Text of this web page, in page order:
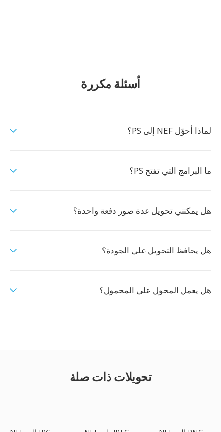
أسئلة مكررة
لماذا أحوّل NEF إلى PS؟
ما البرامج التي تفتح PS؟
هل يمكنني تحويل عدة صور دفعة واحدة؟
هل يحافظ التحويل على الجودة؟
هل يعمل المحول على المحمول؟
تحويلات ذات صلة